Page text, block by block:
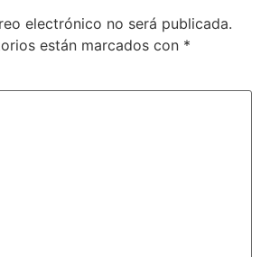
electrónico no será publicada.
están marcados con *